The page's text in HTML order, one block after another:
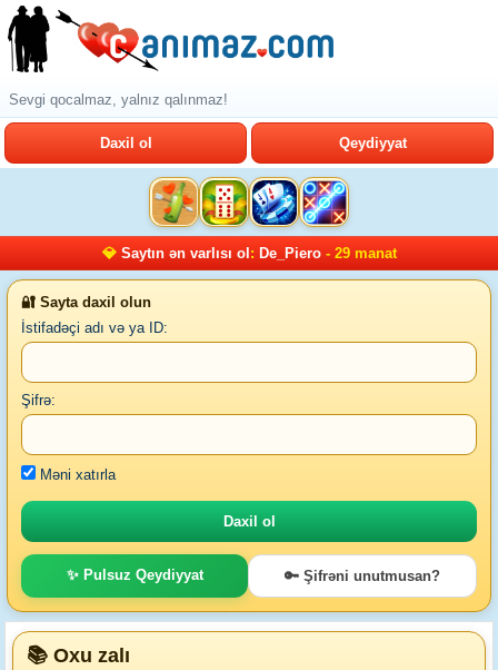
Sevgi qocalmaz, yalnız qalınmaz!
Daxil ol Qeydiyyat
💎 Saytın ən varlısı ol : De_Piero- 29 manat
🔐 Sayta daxil olun
İstifadəçi adı və ya ID:
Şifrə:
Məni xatırla
✨ Pulsuz Qeydiyyat 🔑 Şifrəni unutmusan?
📚 Oxu zalı